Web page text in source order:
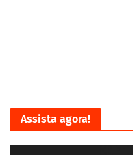
Assista agora!